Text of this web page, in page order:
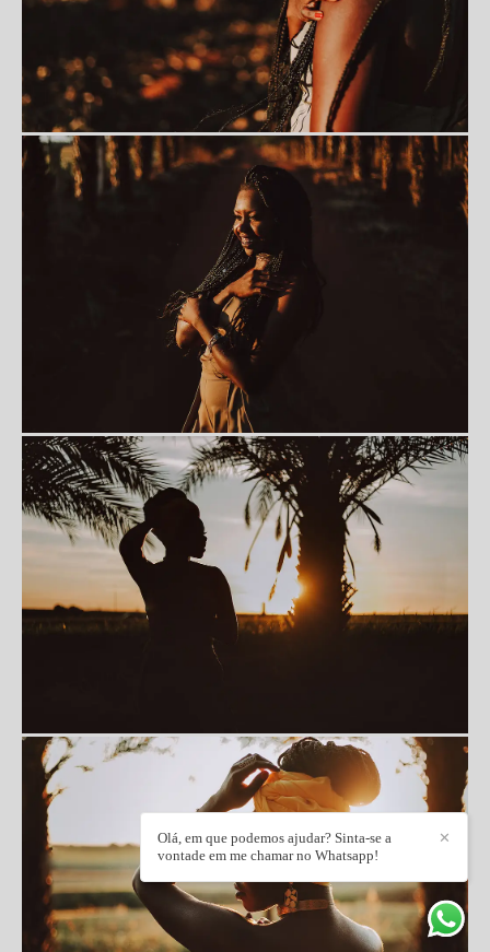
✕
Olá, em que podemos ajudar? Sinta-se a
vontade em me chamar no Whatsapp!